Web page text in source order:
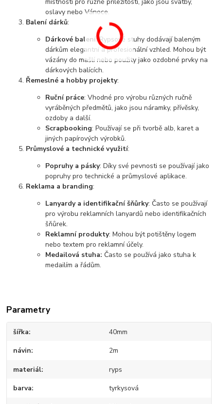
oslavy nebo Vánoce.
Balení dárků:
Dárkové balení: Rypsové stuhy dodávají baleným
dárkům elegantní a profesionální vzhled. Mohou být
vázány do mašlí nebo použity jako ozdobné prvky na
dárkových balících.
Řemeslné a hobby projekty:
Ruční práce: Vhodné pro výrobu různých ručně
vyráběných předmětů, jako jsou náramky, přívěsky,
ozdoby a další.
Scrapbooking: Používají se při tvorbě alb, karet a
jiných papírových výrobků.
Průmyslové a technické využití:
Popruhy a pásky: Díky své pevnosti se používají jako
popruhy pro technické a průmyslové aplikace.
Reklama a branding:
Lanyardy a identifikační šňůrky: Často se používají
pro výrobu reklamních lanyardů nebo identifikačních
šňůrek.
Reklamní produkty: Mohou být potištěny logem
nebo textem pro reklamní účely.
Medailová stuha: Často se používá jako stuha k
medailím a řádům.
Parametry
šířka 40mm
návin 2m
materiál ryps
barva tyrkysová